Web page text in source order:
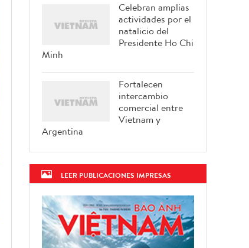
Celebran amplias
actividades por el
natalicio del
Presidente Ho Chi
Minh
Fortalecen
intercambio
comercial entre
Vietnam y
Argentina
LEER PUBLICACIONES IMPRESAS